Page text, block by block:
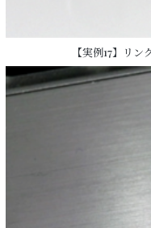
【実例17】リ